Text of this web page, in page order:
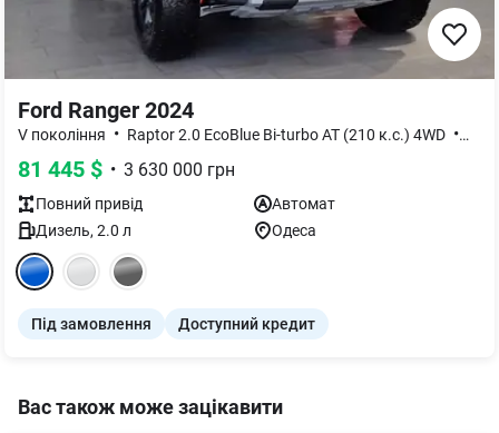
Ford Ranger 2024
V покоління • Raptor 2.0 EcoBlue Bi-turbo АТ (210 к.с.) 4WD •
81 445 $ • 3 630 000 грн
Повний привід
Автомат
Дизель, 2.0 л Одеса
Під замовлення Доступний кредит
Вас також може зацікавити